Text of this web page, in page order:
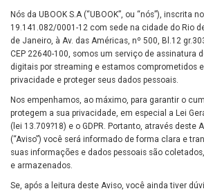
Nós da UBOOK S.A (“UBOOK”, ou “nós”), inscrita
19.141.082/0001-12 com sede na cidade do Rio
de Janeiro, à Av. das Américas, nº 500, Bl.12
CEP 22640-100, somos um serviço de assinatura
digitais por streaming e estamos comprometidos
privacidade e proteger seus dados pessoais.
Nos empenhamos, ao máximo, para garantir o
protegem a sua privacidade, em especial a Lei
(lei 13.709?18) e o GDPR. Portanto, através deste
(“Aviso”) você será informado de forma clara e
suas informações e dados pessoais são
e armazenados.
Se, após a leitura deste Aviso, você ainda tiver